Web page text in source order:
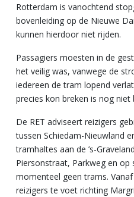
Rotterdam is vanochtend
bovenleiding op de Nieuwe
kunnen hierdoor niet rijden.
Passagiers moesten in de
het veilig was, vanwege de
iedereen de tram lopend
precies kon breken is nog niet
De RET adviseert reizigers
tussen Schiedam-Nieuwland
tramhaltes aan de ’s-
Piersonstraat, Parkweg en op
momenteel geen trams.
reizigers te voet richting